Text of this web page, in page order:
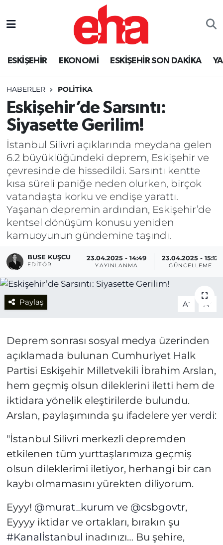
ESKİŞEHİR EKONOMİ ESKİŞEHİR SON DAKİKA
HABERLER POLİTİKA
Eskişehir’de Sarsıntı:
Siyasette Gerilim!
İstanbul Silivri açıklarında meydana gelen
6.2 büyüklüğündeki deprem, Eskişehir ve
çevresinde de hissedildi. Sarsıntı kentte
kısa süreli paniğe neden olurken, birçok
vatandaşta korku ve endişe yarattı.
Yaşanan depremin ardından, Eskişehir’de
kentsel dönüşüm konusu yeniden
kamuoyunun gündemine taşındı.
BUSE KUŞCU
EDITÖR
23.04.2025 - 14:49
YAYINLANMA
23.04.2025 - 15:12
GÜNCELLEME
Paylaş A- A +
Deprem sonrası sosyal medya üzerinden
açıklamada bulunan Cumhuriyet Halk
Partisi Eskişehir Milletvekili İbrahim Arslan,
hem geçmiş olsun dileklerini iletti hem de
iktidara yönelik eleştirilerde bulundu.
Arslan, paylaşımında şu ifadelere yer verdi:
"İstanbul Silivri merkezli depremden
etkilenen tüm yurttaşlarımıza geçmiş
olsun dileklerimi iletiyor, herhangi bir can
kaybı olmamasını yürekten diliyorum.
Eyyy! @murat_kurum ve @csbgovtr,
Eyyyy iktidar ve ortakları, bırakın şu
#Kanalİstanbul inadınızı… Bu şehire,